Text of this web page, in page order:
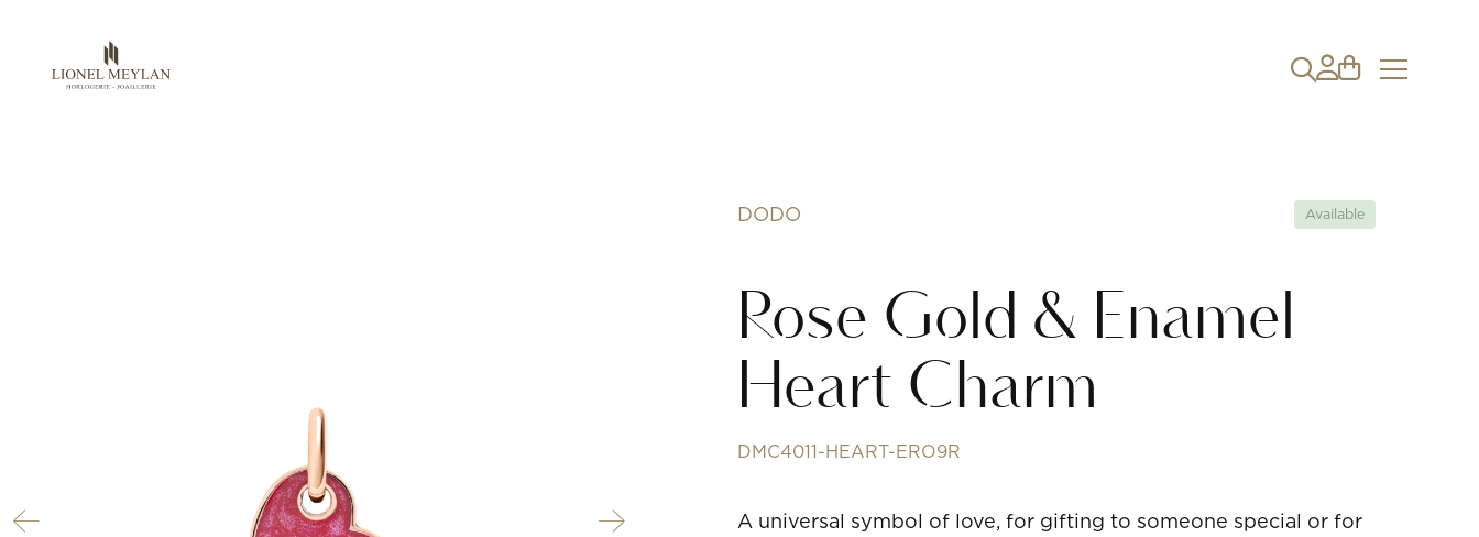
DODO Available
Rose Gold & Enamel
Heart Charm
DMC4011-HEART-ERO9R
A universal symbol of love, for gifting to someone special or for